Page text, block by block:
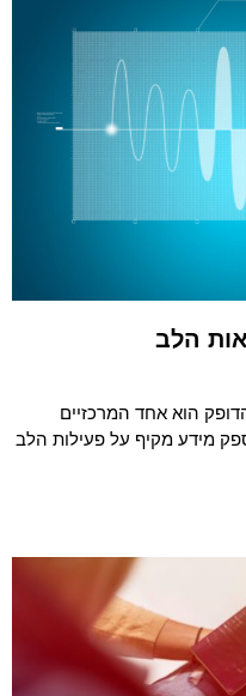
הלב
הוא אחד המרכזיים
מידע מקיף על פעילות הלב